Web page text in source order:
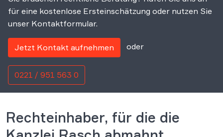
für eine kostenlose Ersteinschätzung oder nutzen Sie
unser Kontaktformular.
Jetzt Kontakt aufnehmen oder
0221 / 951 563 0
Rechteinhaber, für die die